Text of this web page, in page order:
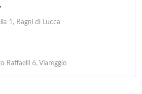
1, Bagni di Lucca
Raffaelli 6, Viareggio